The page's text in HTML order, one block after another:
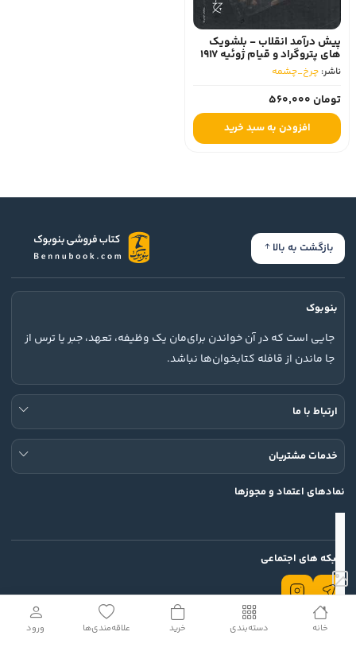
ورود علاقه‌مندی‌ها خرید دسته‌بندی خانه
پیش درآمد انقلاب - بلشویک
های پتروگراد و قیام ژوئیه 1917
ناشر: چرخ_چشمه
تومان 560,000
افزودن به سبد خرید
بازگشت به بالا
بنوبوک
جایی است که در آن خواندن برای‌مان یک وظیفه، تعهد، جبر یا ترس از
جا ماندن از قافله کتابخوان‌ها نباشد.
ارتباط با ما
خدمات مشتریان
نمادهای اعتماد و مجوزها
شبکه های اجتماعی